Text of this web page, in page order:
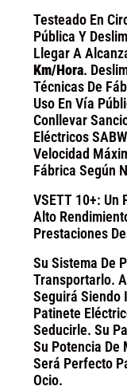
Testeado En
Pública Y
Llegar A
Km/hora.
Técnicas De
Uso En Vía
Conllevar
Eléctricos
Velocidad
Fábrica Según
VSETT 10+: Un
Alto
Prestaciones
Su Sistema De
Transportarlo.
Seguirá Siendo
Patinete
Seducirle. Su
Su Potencia De
Será Perfecto
Ocio.